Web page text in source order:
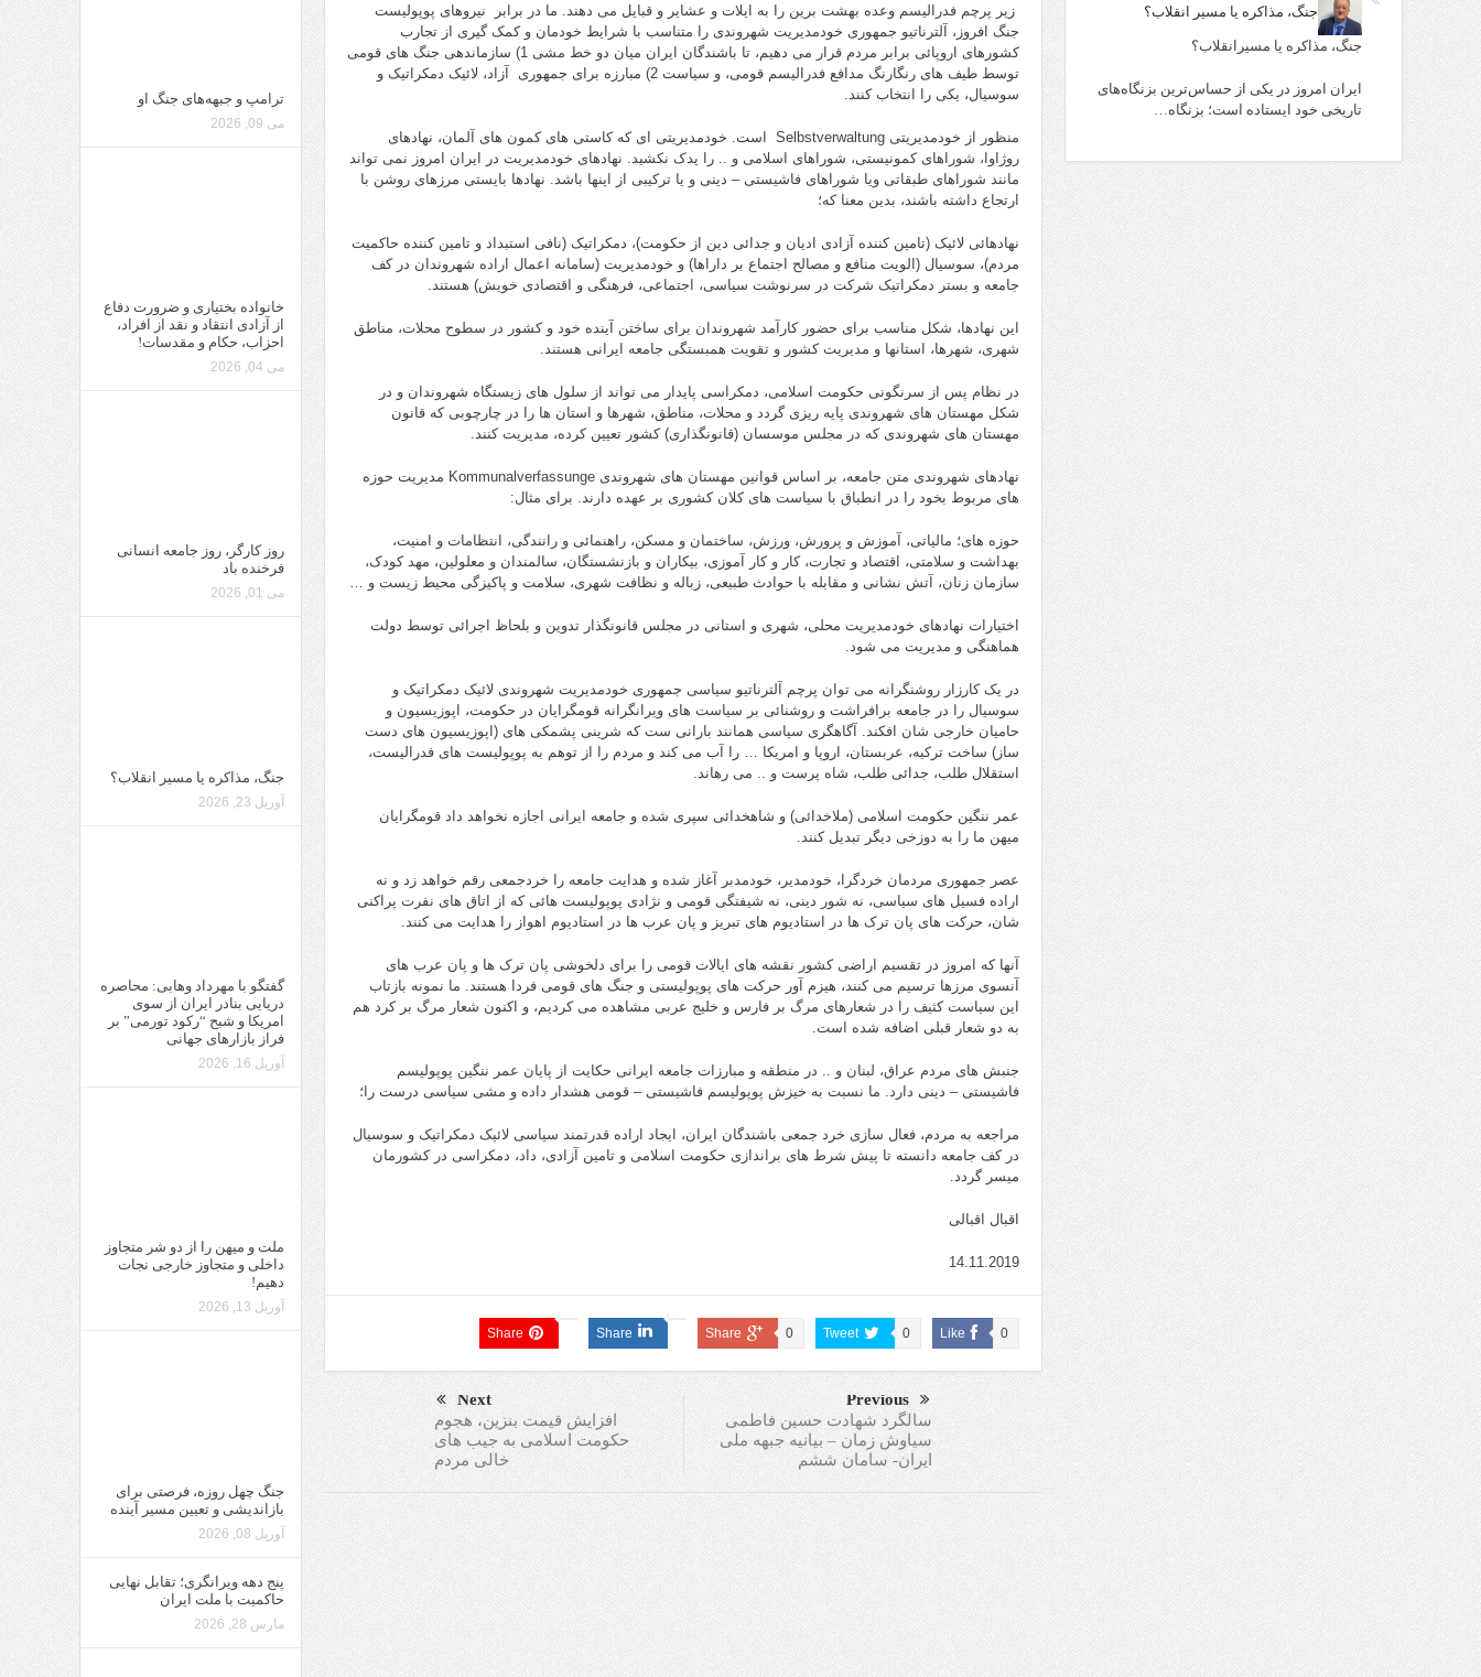
زیر پرچم فدرالیسم وعده بهشت برین را به ایلات و عشایر و قبایل می دهند. ما در برابر نیروهای پوپولیست
جنگ افروز، آلترناتیو جمهوری خودمدیریت شهروندی را متناسب با شرایط خودمان و کمک گیری از تجارب
کشورهای اروپائی برابر مردم قرار می دهیم، تا باشندگان ایران میان دو خط مشی 1) سازماندهی جنگ های قومی
توسط طیف های رنگارنگ مدافع فدرالیسم قومی، و سیاست 2) مبارزه برای جمهوری آزاد، لائیک دمکراتیک و
سوسیال، یکی را انتخاب کنند.
منظور از خودمدیریتی Selbstverwaltung است. خودمدیریتی ای که کاستی های کمون های آلمان، نهادهای
روژاوا، شوراهای کمونیستی، شوراهای اسلامی و .. را یدک نکشید. نهادهای خودمدیریت در ایران امروز نمی تواند
مانند شوراهای طبقاتی ویا شوراهای فاشیستی – دینی و یا ترکیبی از اینها باشد. نهادها بایستی مرزهای روشن با
ارتجاع داشته باشند، بدین معنا که؛
نهادهائی لائیک (تامین کننده آزادی ادیان و جدائی دین از حکومت)، دمکراتیک (نافی استبداد و تامین کننده حاکمیت
مردم)، سوسیال (الویت منافع و مصالح اجتماع بر داراها) و خودمدیریت (سامانه اعمال اراده شهروندان در کف
جامعه و بستر دمکراتیک شرکت در سرنوشت سیاسی، اجتماعی، فرهنگی و اقتصادی خویش) هستند.
این نهادها، شکل مناسب برای حضور کارآمد شهروندان برای ساختن آینده خود و کشور در سطوح محلات، مناطق
شهری، شهرها، استانها و مدیریت کشور و تقویت همبستگی جامعه ایرانی هستند.
در نظام پس از سرنگونی حکومت اسلامی، دمکراسی پایدار می تواند از سلول های زیستگاه شهروندان و در
شکل مهستان های شهروندی پایه ریزی گردد و محلات، مناطق، شهرها و استان ها را در چارچوبی که قانون
مهستان های شهروندی که در مجلس موسسان (قانونگذاری) کشور تعیین کرده، مدیریت کنند.
نهادهای شهروندی متن جامعه، بر اساس قوانین مهستان های شهروندی Kommunalverfassunge مدیریت حوزه
های مربوط بخود را در انطباق با سیاست های کلان کشوری بر عهده دارند. برای مثال:
حوزه های؛ مالیاتی، آموزش و پرورش، ورزش، ساختمان و مسکن، راهنمائی و رانندگی، انتظامات و امنیت،
بهداشت و سلامتی، اقتصاد و تجارت، کار و کار آموزی، بیکاران و بازنشستگان، سالمندان و معلولین، مهد کودک،
سازمان زنان، آتش نشانی و مقابله با حوادث طبیعی، زباله و نظافت شهری، سلامت و پاکیزگی محیط زیست و …
اختیارات نهادهای خودمدیریت محلی، شهری و استانی در مجلس قانونگذار تدوین و بلحاظ اجرائی توسط دولت
هماهنگی و مدیریت می شود.
در یک کارزار روشنگرانه می توان پرچم آلترناتیو سیاسی جمهوری خودمدیریت شهروندی لائیک دمکراتیک و
سوسیال را در جامعه برافراشت و روشنائی بر سیاست های ویرانگرانه قومگرایان در حکومت، اپوزیسیون و
حامیان خارجی شان افکند. آگاهگری سیاسی همانند بارانی ست که شرینی پشمکی های (اپوزیسیون های دست
ساز) ساخت ترکیه، عربستان، اروپا و امریکا … را آب می کند و مردم را از توهم به پوپولیست های فدرالیست،
استقلال طلب، جدائی طلب، شاه پرست و .. می رهاند.
عمر ننگین حکومت اسلامی (ملاخدائی) و شاهخدائی سپری شده و جامعه ایرانی اجازه نخواهد داد قومگرایان
میهن ما را به دوزخی دیگر تبدیل کنند.
عصر جمهوری مردمان خردگرا، خودمدیر، خودمدبر آغاز شده و هدایت جامعه را خردجمعی رقم خواهد زد و نه
اراده فسیل های سیاسی، نه شور دینی، نه شیفتگی قومی و نژادی پوپولیست هائی که از اتاق های نفرت پراکنی
شان، حرکت های پان ترک ها در استادیوم های تبریز و پان عرب ها در استادیوم اهواز را هدایت می کنند.
آنها که امروز در تقسیم اراضی کشور نقشه های ایالات قومی را برای دلخوشی پان ترک ها و پان عرب های
آنسوی مرزها ترسیم می کنند، هیزم آور حرکت های پوپولیستی و جنگ های قومی فردا هستند. ما نمونه بازتاب
این سیاست کثیف را در شعارهای مرگ بر فارس و خلیج عربی مشاهده می کردیم، و اکنون شعار مرگ بر کرد هم
به دو شعار قبلی اضافه شده است.
جنبش های مردم عراق، لبنان و .. در منطقه و مبارزات جامعه ایرانی حکایت از پایان عمر ننگین پوپولیسم
فاشیستی – دینی دارد. ما نسبت به خیزش پوپولیسم فاشیستی – قومی هشدار داده و مشی سیاسی درست را؛
مراجعه به مردم، فعال سازی خرد جمعی باشندگان ایران، ایجاد اراده قدرتمند سیاسی لائیک دمکراتیک و سوسیال
در کف جامعه دانسته تا پیش شرط های براندازی حکومت اسلامی و تامین آزادی، داد، دمکراسی در کشورمان
میسر گردد.
اقبال اقبالی
14.11.2019
Like 0
Tweet 0
Share 0
Share
Share
Previous
سالگرد شهادت حسین فاطمی
سیاوش زمان – بیانیه جبهه ملی
ایران- سامان ششم
Next
افزایش قیمت بنزین، هجوم
حکومت اسلامی به جیب های
خالی مردم
ترامپ و جبهه‌های جنگ او
می 09, 2026
خانواده بختیاری و ضرورت دفاع
از آزادی انتقاد و نقد از افراد،
احزاب، حکام و مقدسات!
می 04, 2026
روز کارگر، روز جامعه انسانی
فرخنده باد
می 01, 2026
جنگ، مذاکره یا مسیر انقلاب؟
آوریل 23, 2026
گفتگو با مهرداد وهابی: محاصره
دریایی بنادر ایران از سوی
امریکا و شبح “رکود تورمی” بر
فراز بازارهای جهانی
آوریل 16, 2026
ملت و میهن را از دو شر متجاوز
داخلی و متجاوز خارجی نجات
دهیم!
آوریل 13, 2026
جنگ چهل روزه، فرصتی برای
بازاندیشی و تعیین مسیر آینده
آوریل 08, 2026
پنج دهه ویرانگری؛ تقابل نهایی
حاکمیت با ملت ایران
مارس 28, 2026
جنگ، مذاکره یا مسیر انقلاب؟
جنگ، مذاکره یا مسیرانقلاب؟
ایران امروز در یکی از حساس‌ترین بزنگاه‌های
تاریخی خود ایستاده است؛ بزنگاه…